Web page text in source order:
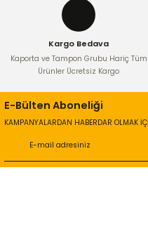
Kargo Bedava
Kaporta ve Tampon Grubu Hariç Tüm
Ürünler Ücretsiz Kargo
E-Bülten Aboneliği
KAMPANYALARDAN HABERDAR OLMAK